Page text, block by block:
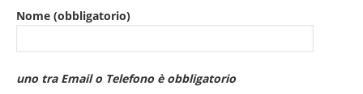
Nome (obbligatorio)
uno tra Email o Telefono è obbligatorio